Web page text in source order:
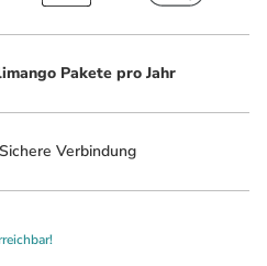
Pakete pro Jahr
Sichere Verbindung